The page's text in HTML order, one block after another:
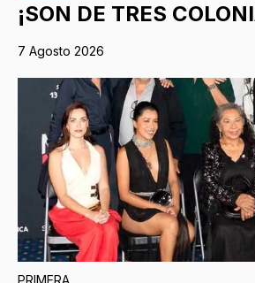
¡SON DE TRES
7 Agosto 2026